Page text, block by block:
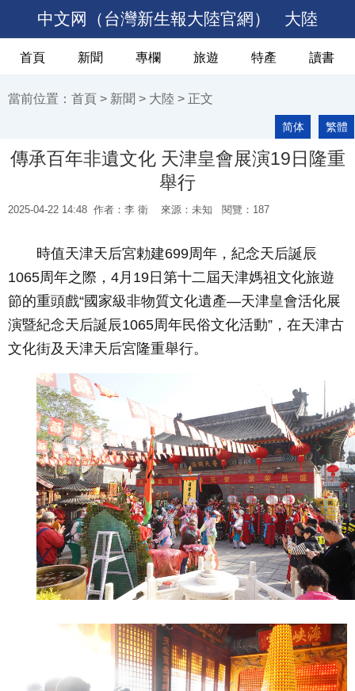
中文网（台灣新生報大陸官網） 大陸
首頁 新聞 專欄 旅遊 特產 讀書
當前位置： 首頁 > 新聞 > 大陸 > 正文
繁體
简体
傳承百年非遺文化 天津皇會展演19日隆重
舉行
2025-04-22 14:48 作者：李 衛 來源：未知 閱覽： 187
時值天津天后宮勅建699周年，紀念天后誕辰
1065周年之際， 4月 19 日 第十二屆天津媽祖文化旅遊
節的重頭戲“國家級非物質文化遺產—天津皇會活化展
演暨紀念天后誕辰1065周年民俗文化活動” ， 在天津古
文化街及天津天后宮隆重舉行。